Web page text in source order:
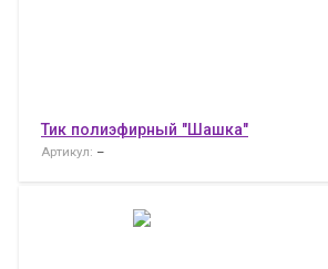
Тик полиэфирный "Шашка"
Артикул: –